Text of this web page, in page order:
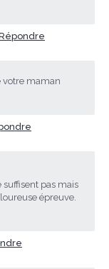
votre maman
suffisent pas mais
épreuve.